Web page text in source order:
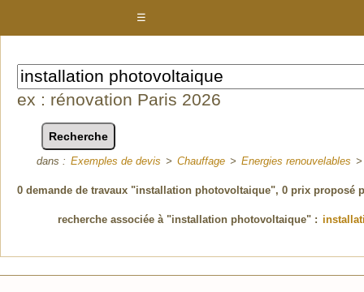
☰
ex : rénovation Paris 2026
dans : Exemples de devis > Chauffage > Energies renouvelables
0 demande de travaux "installation photovoltaique", 0 prix proposé
recherche associée à "installation photovoltaique" :